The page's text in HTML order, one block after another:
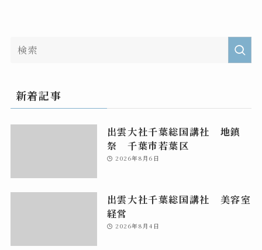
新着記事
出雲大社千葉総国講社 地鎮
祭 千葉市若葉区
2026年8月6日
出雲大社千葉総国講社 美容室
経営
2026年8月4日